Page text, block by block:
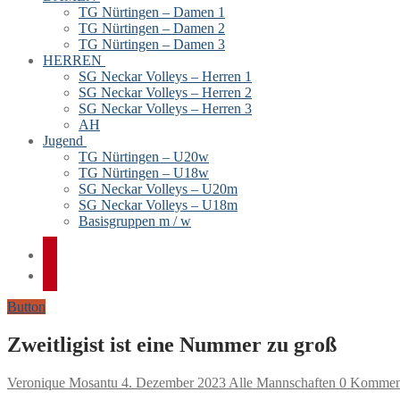
TG Nürtingen – Damen 1
TG Nürtingen – Damen 2
TG Nürtingen – Damen 3
HERREN
SG Neckar Volleys – Herren 1
SG Neckar Volleys – Herren 2
SG Neckar Volleys – Herren 3
AH
Jugend
TG Nürtingen – U20w
TG Nürtingen – U18w
SG Neckar Volleys – U20m
SG Neckar Volleys – U18m
Basisgruppen m / w
Button
Zweitligist ist eine Nummer zu groß
Veronique Mosantu 4. Dezember 2023 Alle Mannschaften 0